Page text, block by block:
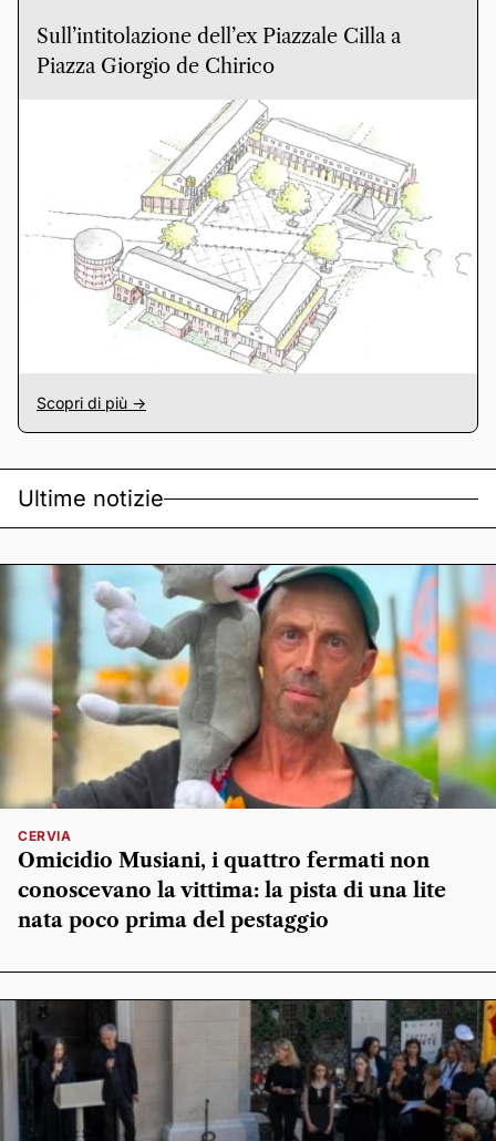
Sull’intitolazione dell’ex Piazzale Cilla a
Piazza Giorgio de Chirico
Scopri di più ->
Ultime notizie
CERVIA
Omicidio Musiani, i quattro fermati non
conoscevano la vittima: la pista di una lite
nata poco prima del pestaggio